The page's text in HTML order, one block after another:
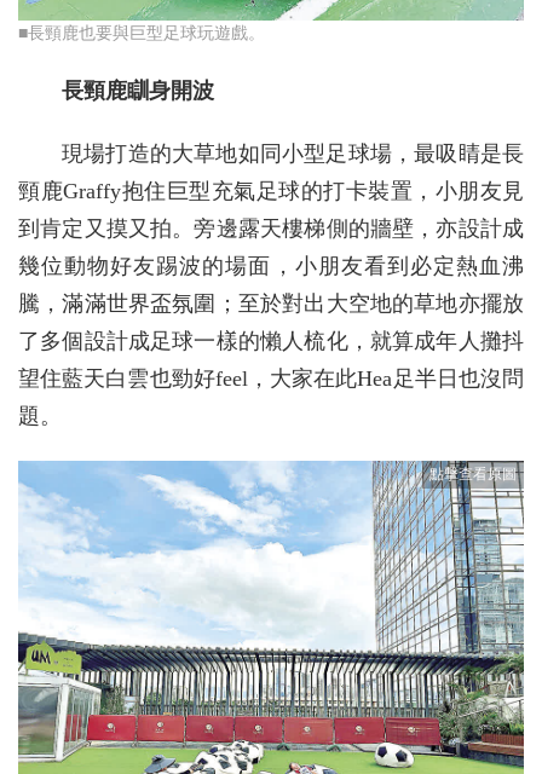
■長頸鹿也要與巨型足球玩遊戲。
長頸鹿瞓身開波
現場打造的大草地如同小型足球場，最吸睛是長
頸鹿Graffy抱住巨型充氣足球的打卡裝置，小朋友見
到肯定又摸又拍。旁邊露天樓梯側的牆壁，亦設計成
幾位動物好友踢波的場面，小朋友看到必定熱血沸
騰，滿滿世界盃氛圍；至於對出大空地的草地亦擺放
了多個設計成足球一樣的懶人梳化，就算成年人攤抖
望住藍天白雲也勁好feel，大家在此Hea足半日也沒問
題。